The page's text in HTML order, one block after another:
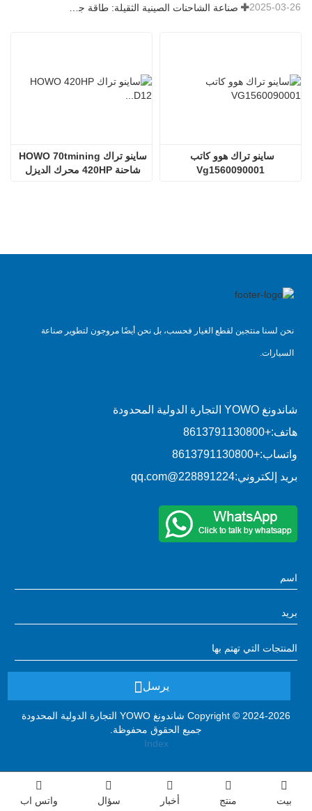
صناعة الشاحنات الصينية الثقيلة: طاقة جديدة وصادرات كمحركات توأم ، مع قيام الشركات المحلية بتسريع ارتفاعها 2025-03-26
Vg1560090001
نحن لسنا منتجين لقطع الغيار فحسب، بل نحن أيضًا مروجون لتطوير صناعة
السيارات.
شاندونغ YOWO التجارة الدولية المحدودة
هاتف:+8613791130800
واتساب:+8613791130800
بريد إلكتروني:228891224@qq.com
يرسل
Copyright © 2024-2026 شاندونغ YOWO التجارة الدولية المحدودة
جميع الحقوق محفوظة.
Index
بيت منتج أخبار سؤال واتس اب